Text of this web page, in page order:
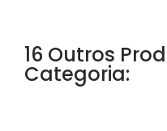
16 Outros
Categoria: